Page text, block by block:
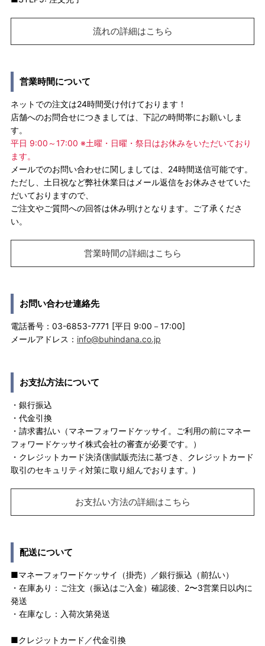
流れの詳細はこちら
営業時間について
ネットでの注文は24時間受け付けております！
店舗へのお問合せにつきましては、下記の時間帯にお願いしま
す。
平日 9:00～17:00 ※土曜・日曜・祭日はお休みをいただいており
ます。
メールでのお問い合わせに関しましては、24時間送信可能です。
ただし、土日祝など弊社休業日はメール返信をお休みさせていた
だいておりますので、
ご注文やご質問への回答は休み明けとなります。ご了承くださ
い。
営業時間の詳細はこちら
お問い合わせ連絡先
電話番号：03-6853-7771 [平日 9:00－17:00]
メールアドレス： info@buhindana.co.jp
お支払方法について
・銀行振込
・代金引換
・請求書払い（マネーフォワードケッサイ。ご利用の前にマネー
フォワードケッサイ株式会社の審査が必要です。）
・クレジットカード決済(割賦販売法に基づき、クレジットカード
取引のセキュリティ対策に取り組んでおります。)
お支払い方法の詳細はこちら
配送について
■マネーフォワードケッサイ（掛売）／銀行振込（前払い）
・在庫あり：ご注文（振込はご入金）確認後、2〜3営業日以内に
発送
・在庫なし：入荷次第発送
■クレジットカード／代金引換